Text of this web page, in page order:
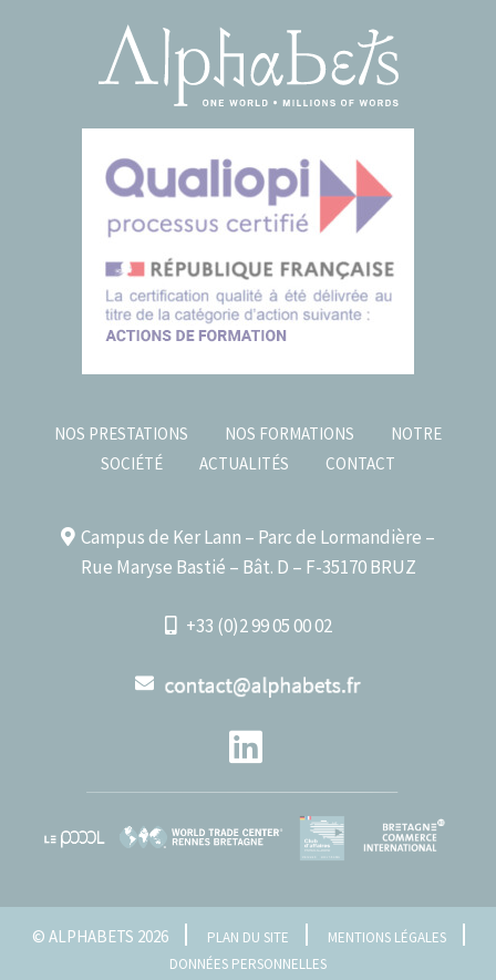
NOS PRESTATIONS NOS FORMATIONS
NOTRE
SOCIÉTÉ
ACTUALITÉS CONTACT
Campus de Ker Lann – Parc de Lormandière –
Rue Maryse Bastié – Bât. D – F-35170 BRUZ
+33 (0)2 99 05 00 02
© ALPHABETS 2026 PLAN DU SITE
MENTIONS LÉGALES
DONNÉES PERSONNELLES